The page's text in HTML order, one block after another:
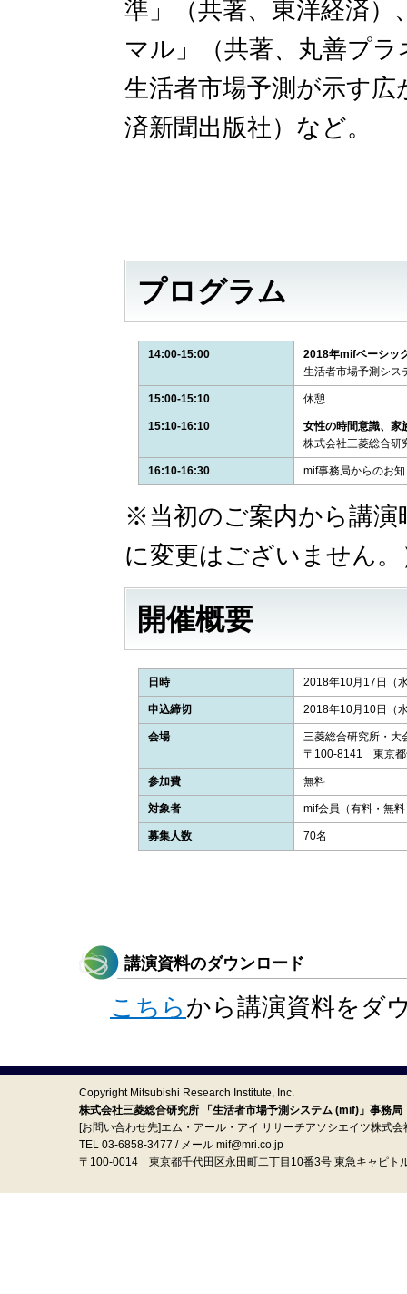
準」（共著、東洋経済
マル」（共著、丸善プ
生活者市場予測が示す
済新聞出版社）など。
プログラム
14:00-15:00
2018年mifベーシッ
生活者市場予測シ
15:00-15:10 休憩
15:10-16:10
女性の時間意識、家
株式会社三菱総合
16:10-16:30 mif事務局からのお
※当初のご案内から講
に変更はございません。
開催概要
日時 2018年10月17日（
申込締切 2018年10月10日（
会場
三菱総合研究所・大
〒100-8141 東京都
参加費 無料
対象者 mif会員（有料・無
募集人数 70名
講演資料のダウンロード
こちらから講演資料をダ
Copyright Mitsubishi Research Institute, Inc.
株式会社三菱総合研究所 「生活者市場予測システム (mif)」事務局
[お問い合わせ先]エム・アール・アイ リサーチアソシエイツ株式会
TEL 03-6858-3477 / メール mif@mri.co.jp
〒100‐0014 東京都千代田区永田町二丁目10番3号 東急キャピト